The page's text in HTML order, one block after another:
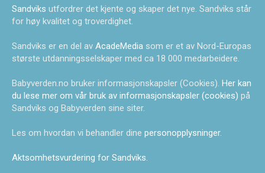
Sandviks utfordrer det kjente og skaper det nye. Sandviks står
for høy kvalitet og troverdighet.
Sandviks er en del av AcadeMedia som er et av Nord-Europas
største utdanningsselskaper med ca 18 000 medarbeidere.
Babyverden.no bruker informasjonskapsler (Cookies). Her kan
du lese mer om vår bruk av informasjonskapsler (cookies) på
Sandviks og Babyverden sine siter.
Les om hvordan vi behandler dine personopplysninger.
Aktsomhetsvurdering for Sandviks.